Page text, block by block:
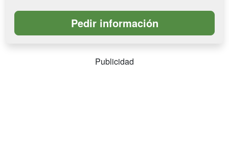
Publicidad